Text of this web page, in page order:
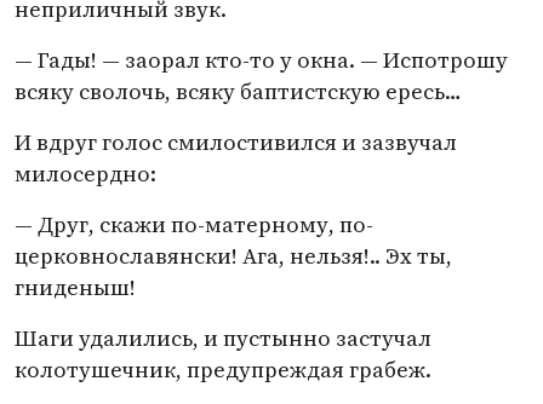
неприличный звук.
— Гады! — заорал кто-то у окна. — Испотрошу
всяку сволочь, всяку баптистскую ересь…
И вдруг голос смилостивился и зазвучал
милосердно:
— Друг, скажи по-матерному, по-
церковнославянски! Ага, нельзя!.. Эх ты,
гниденыш!
Шаги удалились, и пустынно застучал
колотушечник, предупреждая грабеж.